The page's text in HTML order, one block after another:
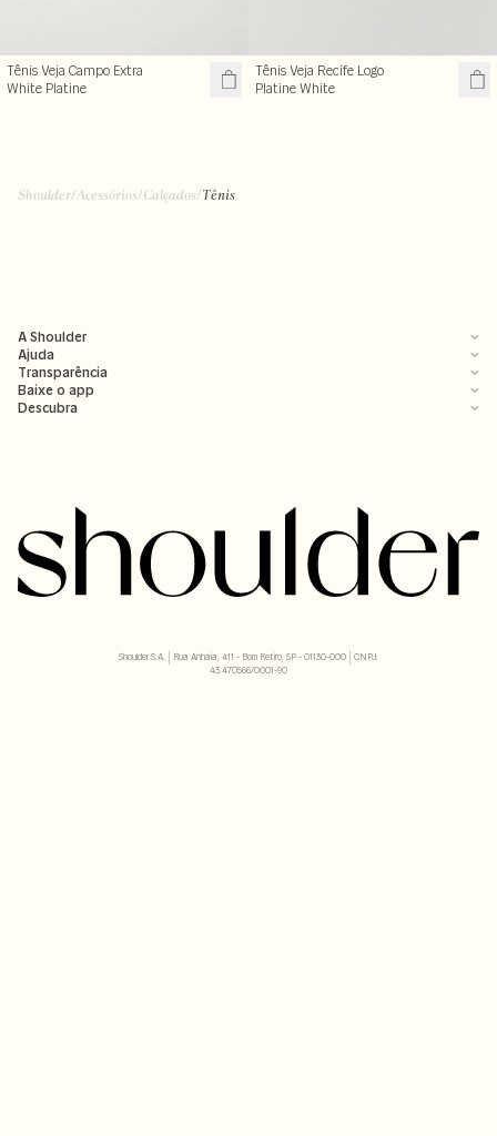
Tênis Veja Campo Extra
White Platine
Tênis Veja Recife Logo
Platine White
Shoulder/ Acessórios/Calçados/Tênis
A Shoulder
Ajuda
Transparência
Baixe o app
Descubra
Shoulder S.A. | Rua Anhaia, 411 - Bom Retiro, SP - 01130-000 | CNPJ:
43.470566/0001-90